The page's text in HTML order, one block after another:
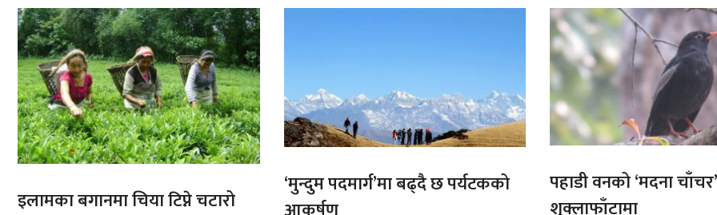
इलामका बगानमा चिया टिप्ने चटारो
‘मुन्दुम पदमार्ग’मा बढ्दै छ पर्यटकको
पहाडी वनको ‘मदना चाँचर’
शुक्लाफाँटामा